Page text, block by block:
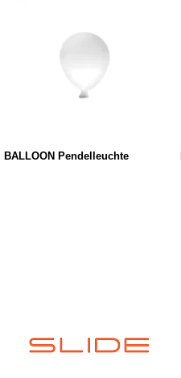
BALLOON Pendelleuchte